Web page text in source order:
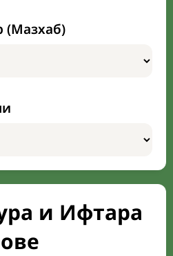
(Мазхаб)
и Ифтара